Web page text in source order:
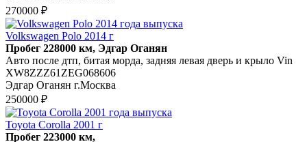
270000 ₽
Volkswagen Polo 2014 г
Пробег 228000 км, Эдгар Оганян
Авто после дтп, битая морда, задняя левая дверь и крыло Vin
XW8ZZZ61ZEG068606
Эдгар Оганян г.Москва
250000 ₽
Toyota Corolla 2001 г
Пробег 223000 км,